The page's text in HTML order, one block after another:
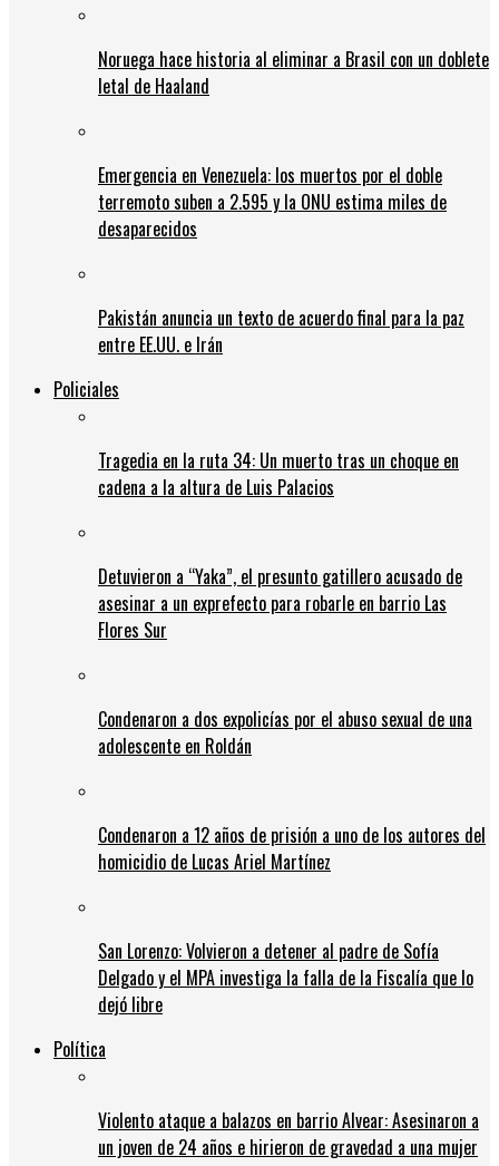
Noruega hace historia al eliminar a Brasil con un doblete
letal de Haaland
Emergencia en Venezuela: los muertos por el doble
terremoto suben a 2.595 y la ONU estima miles de
desaparecidos
Pakistán anuncia un texto de acuerdo final para la paz
entre EE.UU. e Irán
Policiales
Tragedia en la ruta 34: Un muerto tras un choque en
cadena a la altura de Luis Palacios
Detuvieron a “Yaka”, el presunto gatillero acusado de
asesinar a un exprefecto para robarle en barrio Las
Flores Sur
Condenaron a dos expolicías por el abuso sexual de una
adolescente en Roldán
Condenaron a 12 años de prisión a uno de los autores del
homicidio de Lucas Ariel Martínez
San Lorenzo: Volvieron a detener al padre de Sofía
Delgado y el MPA investiga la falla de la Fiscalía que lo
dejó libre
Política
Violento ataque a balazos en barrio Alvear: Asesinaron a
un joven de 24 años e hirieron de gravedad a una mujer